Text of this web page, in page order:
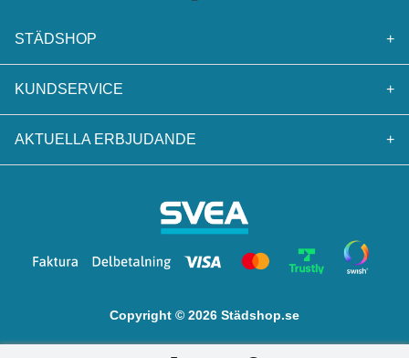
STÄDSHOP +
KUNDSERVICE +
AKTUELLA ERBJUDANDE +
Copyright © 2026 Städshop.se